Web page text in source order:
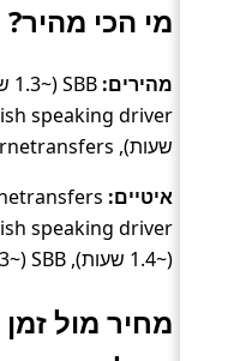
מי הכי מהיר?
מהירים:
שעות), Lucernetransfers (~1.5 שעות).
איטיים:
speaking driver
(~1.4 שעות), SBB (~1.3 שעות).
מחיר מול